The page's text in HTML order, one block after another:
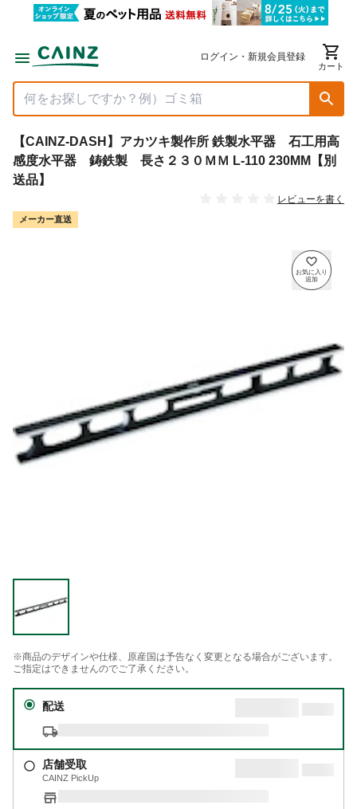
ログイン・新規会員登録
カート
【CAINZ-DASH】アカツキ製作所 鉄製水平器 石工用高
感度水平器 鋳鉄製 長さ２３０ＭＭ L-110 230MM【別
送品】
レビューを書く
メーカー直送
※商品のデザインや仕様、原産国は予告なく変更となる場合がございます。
ご指定はできませんのでご了承ください。
配送
店舗受取
CAINZ PickUp